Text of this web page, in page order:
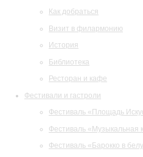
Как добраться
Визит в филармонию
История
Библиотека
Ресторан и кафе
Фестивали и гастроли
Фестиваль «Площадь
Фестиваль «Музыкальная
Фестиваль «Барокко в